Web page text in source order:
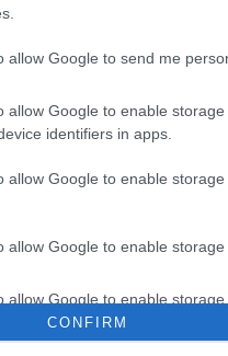
allow Google to send me
allow Google to enable
identifiers in apps.
allow Google to enable
allow Google to enable
allow Google to enable
functionality and fraud
CONFIRM
KÖZPONT #SZERZŐDÉS